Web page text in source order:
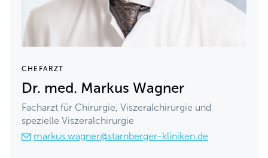
CHEFARZT
Dr. med. Markus Wagner
Facharzt für Chirurgie, Viszeralchirurgie und
spezielle Viszeralchirurgie
markus.wagner@starnberger-kliniken.de